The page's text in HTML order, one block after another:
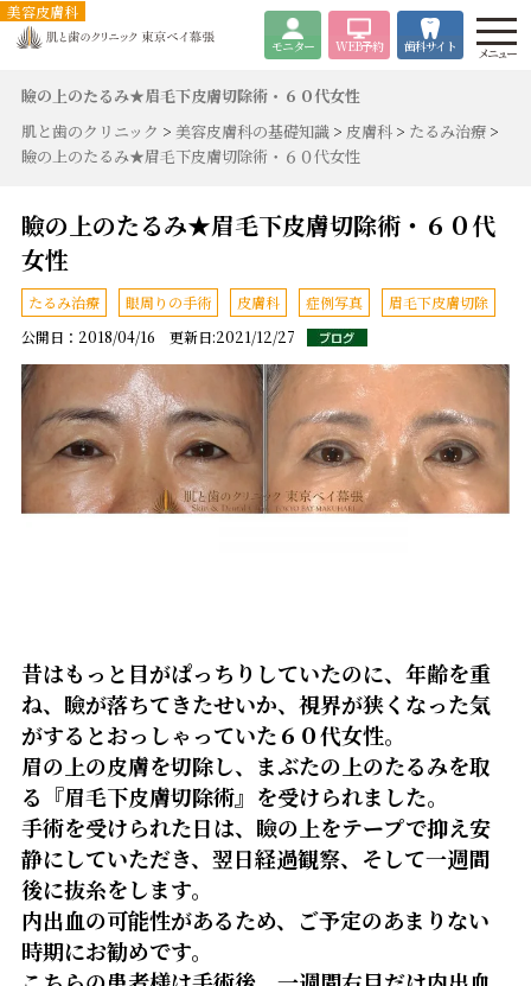
美容皮膚科
モニター WEB予約 歯科サイト メニュー
瞼の上のたるみ★眉毛下皮膚切除術・６０代女性
肌と歯のクリニック > 美容皮膚科の基礎知識> 皮膚科> たるみ治療>
瞼の上のたるみ★眉毛下皮膚切除術・６０代女性
瞼の上のたるみ★眉毛下皮膚切除術・６０代
女性
たるみ治療 眼周りの手術 皮膚科 症例写真
眉毛下皮膚切除
公開日：2018/04/16 更新日:2021/12/27
昔はもっと目がぱっちりしていたのに、年齢を重
ね、瞼が落ちてきたせいか、視界が狭くなった気
がするとおっしゃっていた６０代女性。
眉の上の皮膚を切除し、まぶたの上のたるみを取
る『眉毛下皮膚切除術』を受けられました。
手術を受けられた日は、瞼の上をテープで抑え安
静にしていただき、翌日経過観察、そして一週間
後に抜糸をします。
内出血の可能性があるため、ご予定のあまりない
時期にお勧めです。